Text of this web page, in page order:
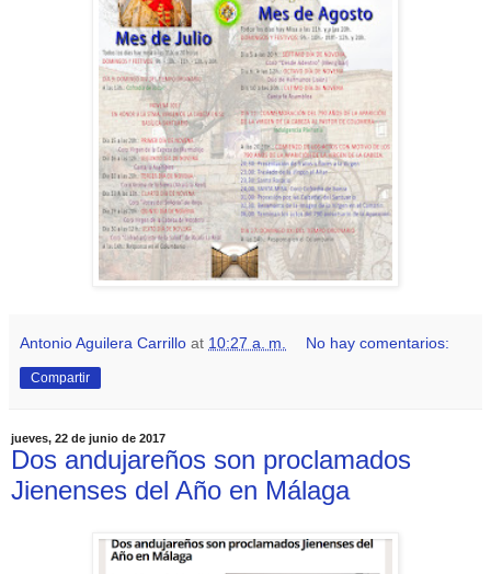
Antonio Aguilera Carrillo at 10:27 a. m. No hay comentarios:
Compartir
jueves, 22 de junio de 2017
Dos andujareños son proclamados
Jienenses del Año en Málaga